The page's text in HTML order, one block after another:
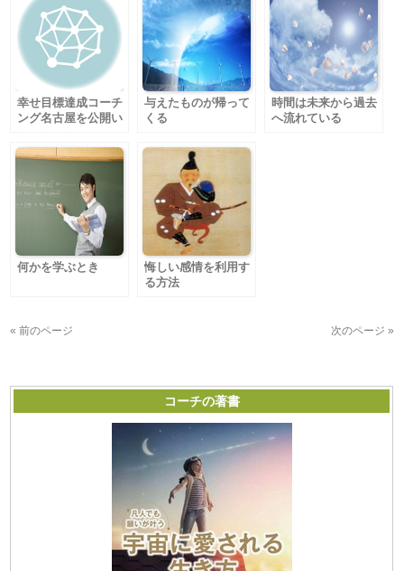
幸せ目標達成コーチ
ング名古屋を公開い
与えたものが帰って
くる
時間は未来から過去
へ流れている
何かを学ぶとき
悔しい感情を利用す
る方法
« 前のページ 次のページ »
コーチの著書